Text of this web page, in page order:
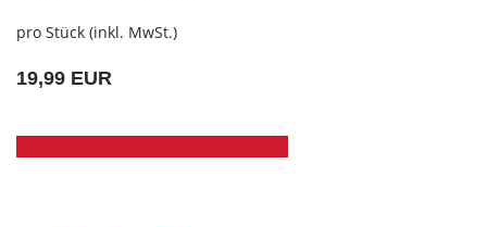
pro Stück (inkl. MwSt.)
19,99 EUR